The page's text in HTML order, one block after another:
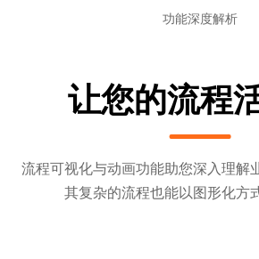
功能深度解析
让您的流程
流程可视化与动画功能助您深入理解
其复杂的流程也能以图形化方